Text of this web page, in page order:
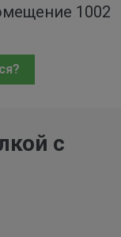
1002
с